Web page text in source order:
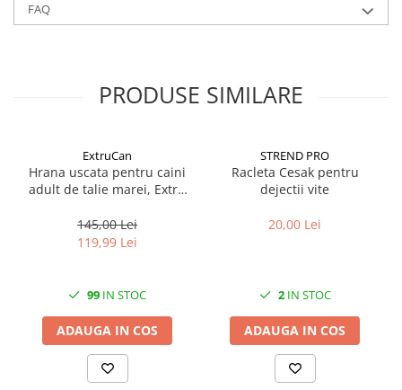
FAQ
PRODUSE SIMILARE
ExtruCan
Hrana uscata pentru caini
adult de talie marei, Extru
145,00 Lei
119,99 Lei
99 IN STOC
ADAUGA IN COS
STREND PRO
Racleta Cesak pentru
dejectii vite
20,00 Lei
2IN STOC
ADAUGA IN COS